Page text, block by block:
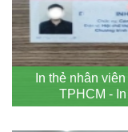
In thẻ nhân
TPHCM -